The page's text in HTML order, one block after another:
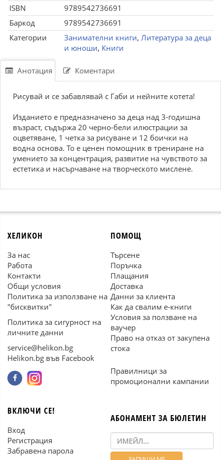
ISBN
9789542736691
Баркод
9789542736691
Категории
Занимателни книги, Литература за деца
и юноши, Книги
Анотация Коментари
Рисувай и се забавлявай с Габи и нейните котета!
Изданието е предназначено за деца над 3-годишна
възраст, съдържа 20 черно-бели илюстрации за
оцветяване, 1 четка за рисуване и 12 боички на
водна основа. То е ценен помощник в трениране на
умението за концентрация, развитие на чувството за
естетика и насърчаване на творческото мислене.
ХЕЛИКОН
За нас
Работа
Контакти
Общи условия
Политика за използване на
"бисквитки"
Политика за сигурност на
личните данни
service@helikon.bg
Helikon.bg във Facebook
ПОМОЩ
Търсене
Поръчка
Плащания
Доставка
Данни за клиента
Как да свалим е-книги
Условия за ползване на
ваучер
Право на отказ от закупена
стока
Правилници за
промоционални кампании
ВКЛЮЧИ СЕ!
Вход
Регистрация
Забравена парола
АБОНАМЕНТ ЗА БЮЛЕТИН